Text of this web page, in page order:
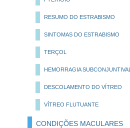
RESUMO DO ESTRABISMO
SINTOMAS DO ESTRABISMO
TERÇOL
HEMORRAGIA SUBCONJUNTIVAL
DESCOLAMENTO DO VÍTREO
VÍTREO FLUTUANTE
CONDIÇÕES MACULARES